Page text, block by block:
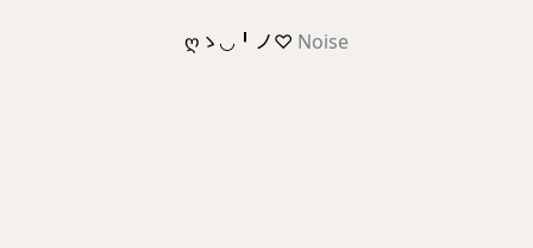
ღゝ◡╹ノ♡ Noise